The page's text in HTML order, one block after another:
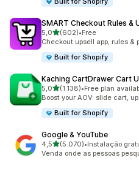
SMART Checkout Rules &
5,0de 5 estrelas
(602)
602 total de avaliações
•Free
Checkout upsell app, rules &
Built for Shopify
Kaching CartDrawer Cart
5,0de 5 estrelas
(1.138)
1138 total de avaliações
•Free plan
Boost your AOV: slide cart,
Built for Shopify
Google & YouTube
4,5de 5 estrelas
(5.070)
5070 total de avaliações
•Instalação
Venda onde as pessoas